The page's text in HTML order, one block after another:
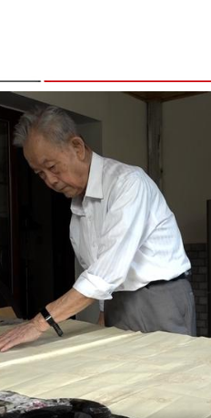
历史题材电影《天